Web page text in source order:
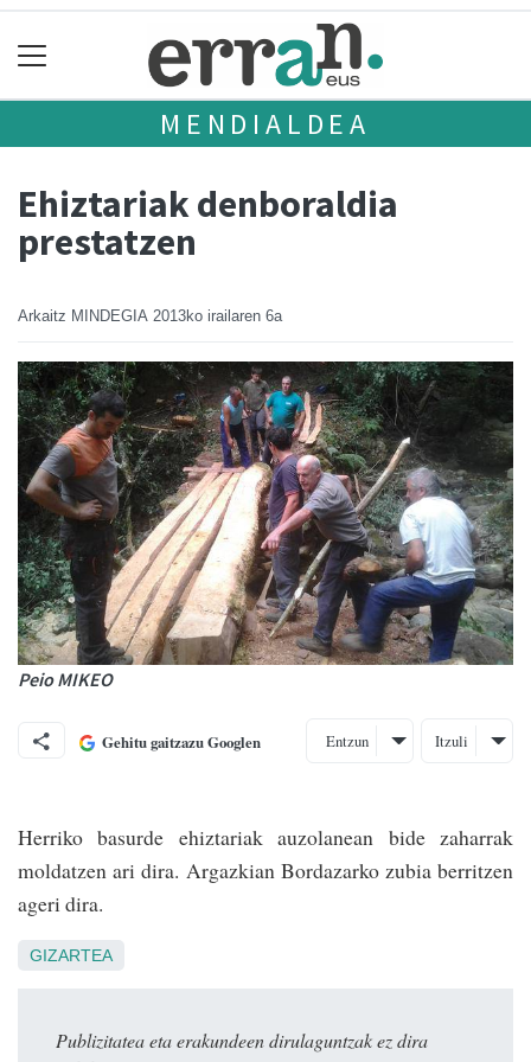
MENDIALDEA
Ehiztariak denboraldia
prestatzen
Arkaitz MINDEGIA 2013ko irailaren 6a
Peio MIKEO
Gehitu gaitzazu Googlen Entzun Itzuli
Herriko basurde ehiztariak auzolanean bide zaharrak
moldatzen ari dira. Argazkian Bordazarko zubia berritzen
ageri dira.
GIZARTEA
Publizitatea eta erakundeen dirulaguntzak ez dira